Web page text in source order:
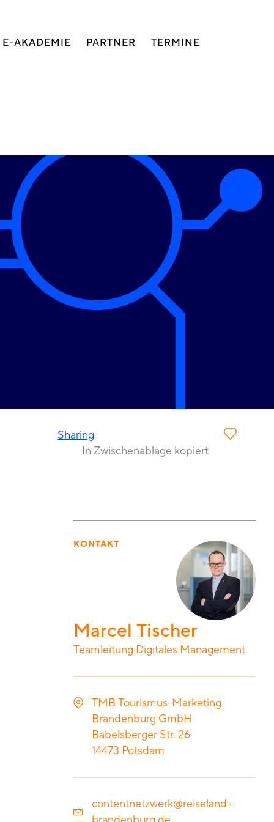
E-AKADEMIE PARTNER TERMINE
Sharing
In Zwischenablage kopiert
KONTAKT
Marcel Tischer
Teamleitung Digitales Management
TMB Tourismus-Marketing
Brandenburg GmbH
Babelsberger Str. 26
14473 Potsdam
contentnetzwerk@reiseland-